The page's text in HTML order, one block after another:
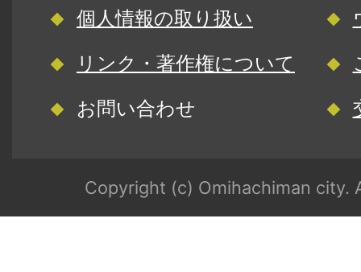
個人情報の取り扱い
リンク・著作権について
お問い合わせ
Copyright (c) Omihachiman city.